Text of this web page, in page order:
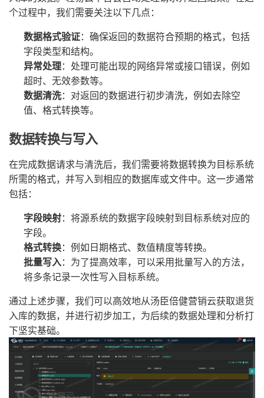
个过程中，我们需要关注以下几点：
数据格式验证：确保返回的数据符合预期的格式，包括
字段类型和结构。
异常处理：处理可能出现的网络异常或接口错误，例如
超时、无效参数等。
数据清洗：对返回的数据进行初步清洗，例如去除空
值、格式转换等。
数据转换与写入
在完成数据请求与清洗后，我们需要将数据转换为目标系统
所需的格式，并写入到相应的数据库或文件中。这一步通常
包括：
字段映射：将源系统的数据字段映射到目标系统对应的
字段。
格式转换：例如日期格式、数值精度等转换。
批量写入：为了提高效率，可以采用批量写入的方法，
将多条记录一次性写入目标系统。
通过上述步骤，我们可以高效地从汤臣倍健营销云获取退货
入库的数据，并进行初步加工，为后续的数据处理和分析打
下坚实基础。